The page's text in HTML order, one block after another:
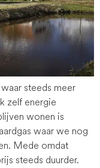
steeds meer
zelf energie
wonen is
waar we nog
Mede omdat
steeds duurder.